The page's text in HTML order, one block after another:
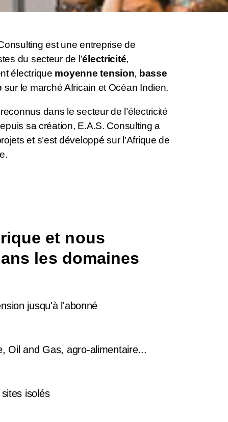
est une entreprise de
du secteur de l’électricité,
électrique moyenne tension, basse
sur le marché Africain et Océan Indien.
dans le secteur de l’électricité
sa création, E.A.S. Consulting a
et s’est développé sur l’Afrique de
et nous
les domaines
jusqu'à l'abonné
Oil and Gas, agro-alimentaire...
isolés